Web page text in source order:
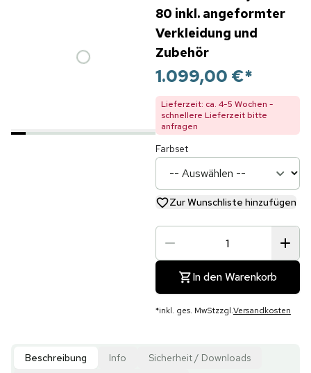
80 inkl. angeformter
Verkleidung und
Zubehör
1.099,00 €*
Lieferzeit: ca. 4-5 Wochen -
schnellere Lieferzeit bitte
anfragen
Farbset
Zur Wunschliste hinzufügen
In den Warenkorb
*inkl. ges. MwStzzgl.Versandkosten
Beschreibung Info
Sicherheit / Downloads